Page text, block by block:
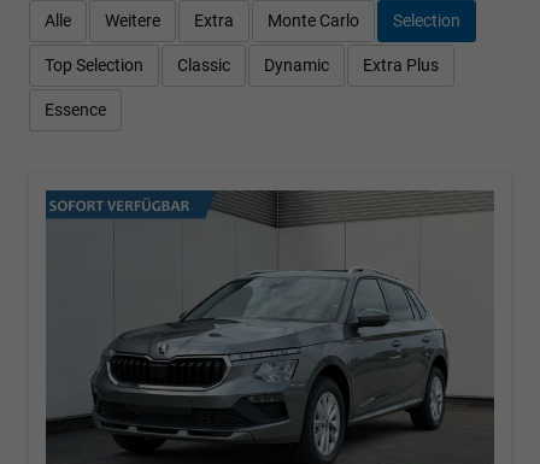
Alle Weitere Extra Monte Carlo Selection
Top Selection Classic Dynamic Extra Plus
Essence